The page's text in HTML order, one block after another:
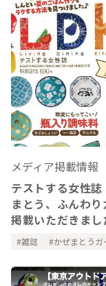
メディア掲載情報
テストする女性
まとう、ふんわ
掲載いただきまし
雑誌 かぜまとうガ